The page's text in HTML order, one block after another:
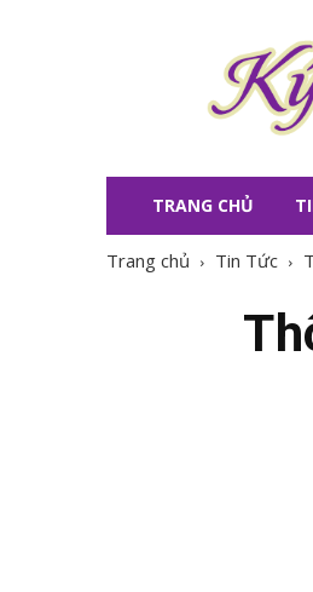
TRANG CHỦ
Trang chủ Tin Tức